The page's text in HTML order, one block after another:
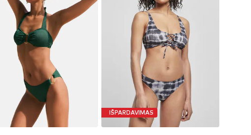
IŠPARDAVIMAS